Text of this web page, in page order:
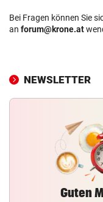
Bei Fragen können Sie
an forum@krone.at
NEWSLETTER
Guten